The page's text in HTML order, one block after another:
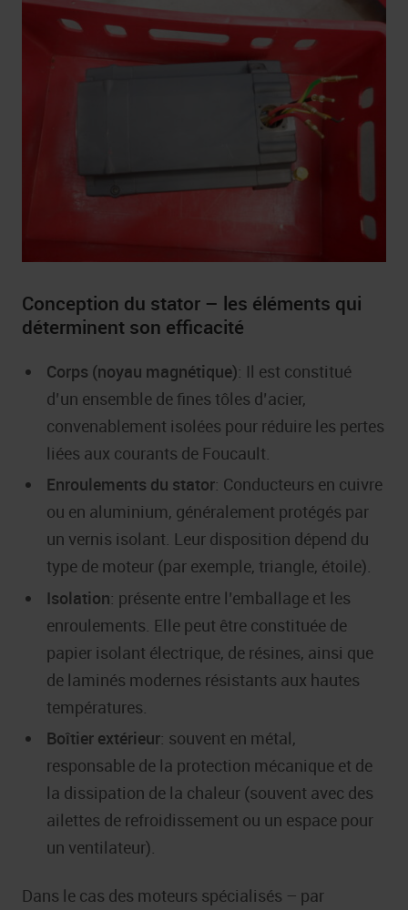
Conception du stator – les éléments qui
déterminent son efficacité
Corps (noyau magnétique): Il est constitué
d’un ensemble de fines tôles d’acier,
convenablement isolées pour réduire les pertes
liées aux courants de Foucault.
Enroulements du stator: Conducteurs en cuivre
ou en aluminium, généralement protégés par
un vernis isolant. Leur disposition dépend du
type de moteur (par exemple, triangle, étoile).
Isolation: présente entre l’emballage et les
enroulements. Elle peut être constituée de
papier isolant électrique, de résines, ainsi que
de laminés modernes résistants aux hautes
températures.
Boîtier extérieur: souvent en métal,
responsable de la protection mécanique et de
la dissipation de la chaleur (souvent avec des
ailettes de refroidissement ou un espace pour
un ventilateur).
Dans le cas des moteurs spécialisés – par